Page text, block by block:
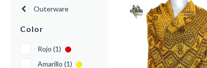
Outerware
Color
Rojo (1)
Amarillo (1)